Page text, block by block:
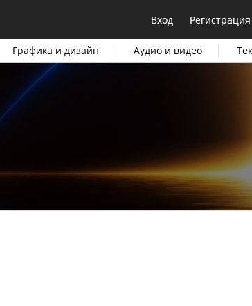
Вход Регистрация
Графика и дизайн Аудио и видео